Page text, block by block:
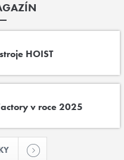
HOIST
v roce 2025